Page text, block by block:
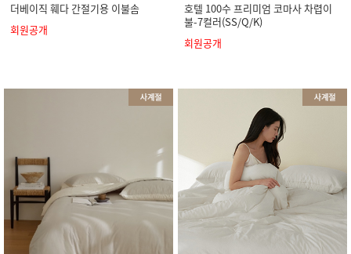
더베이직 훼다 간절기용 이불솜
회원공개
호텔 100수 프리미엄 코마사 차렵이
불-7컬러(SS/Q/K)
회원공개